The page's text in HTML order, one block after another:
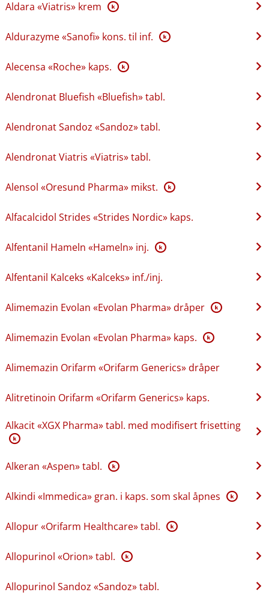
Aldara «Viatris» krem K
Aldurazyme «Sanofi» kons. til inf. K
Alecensa «Roche» kaps. K
Alendronat Bluefish «Bluefish» tabl.
Alendronat Sandoz «Sandoz» tabl.
Alendronat Viatris «Viatris» tabl.
Alensol «Oresund Pharma» mikst. K
Alfacalcidol Strides «Strides Nordic» kaps.
Alfentanil Hameln «Hameln» inj. K
Alfentanil Kalceks «Kalceks» inf.​/​inj.
Alimemazin Evolan «Evolan Pharma» dråper K
Alimemazin Evolan «Evolan Pharma» kaps. K
Alimemazin Orifarm «Orifarm Generics» dråper
Alitretinoin Orifarm «Orifarm Generics» kaps.
Alkacit «XGX Pharma» tabl. med modifisert frisetting
K
Alkeran «Aspen» tabl. K
Alkindi «Immedica» gran. i kaps. som skal åpnes K
Allopur «Orifarm Healthcare» tabl. K
Allopurinol «Orion» tabl. K
Allopurinol Sandoz «Sandoz» tabl.